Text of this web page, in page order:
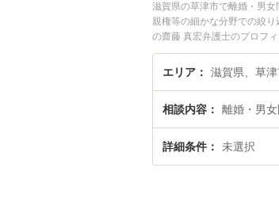
滋賀県の草津市で離婚・男
親権等の細かな分野での絞
の齋藤 真宏弁護士のプロフ
い』『離婚・男女問題のト
困りの相談者さんにおすすめ
エリア 滋賀県、草
相談内容 離婚・男女
詳細条件 未選択